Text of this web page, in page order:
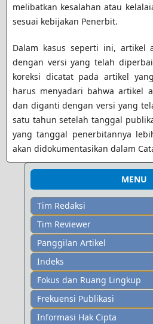
melibatkan kesalahan atau
sesuai kebijakan Penerbit.
Dalam kasus seperti ini, artikel
dengan versi yang telah
koreksi dicatat pada artikel
harus menyadari bahwa artikel
dan diganti dengan versi yang
satu tahun setelah tanggal
yang tanggal penerbitannya
akan didokumentasikan dalam
MENU
Tim Redaksi
Tim Reviewer
Panggilan Artikel
Indeks
Fokus dan Ruang Lingkup
Frekuensi Publikasi
Informasi Hak Cipta